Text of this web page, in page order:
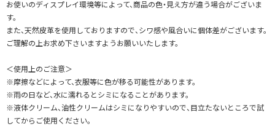
お使いのディスプレイ環境等によって、商品の色・見え方が違う場合がございま
す。
また、天然皮革を使用しておりますので、シワ感や風合いに個体差がございます。
ご理解の上お求め下さいますようお願いいたします。
＜使用上のご注意＞
※摩擦などによって、衣服等に色が移る可能性があります。
※雨の日など、水に濡れるとシミになることがあります。
※液体クリーム、油性クリームはシミになりやすいので、目立たないところで試
してからご使用ください。